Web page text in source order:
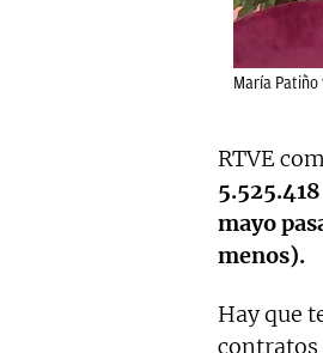
María Patiño
RTVE
mayo
menos).
Hay que
contratos